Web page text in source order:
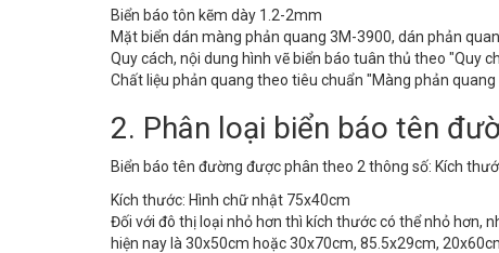
Biển báo tôn kẽm dày 1.2-2mm
Mặt biển dán màng phản quang 3M-3900, dán phản
Quy cách, nội dung hình vẽ biển báo tuân thủ theo "Quy
Chất liệu phản quang theo tiêu chuẩn "Màng phản
2. Phân loại biển báo tên
Biển báo tên đường được phân theo 2 thông số: Kích
Kích thước: Hình chữ nhật 75x40cm
Đối với đô thị loại nhỏ hơn thì kích thước có thể nhỏ hơn,
hiện nay là 30x50cm hoặc 30x70cm, 85.5x29cm,